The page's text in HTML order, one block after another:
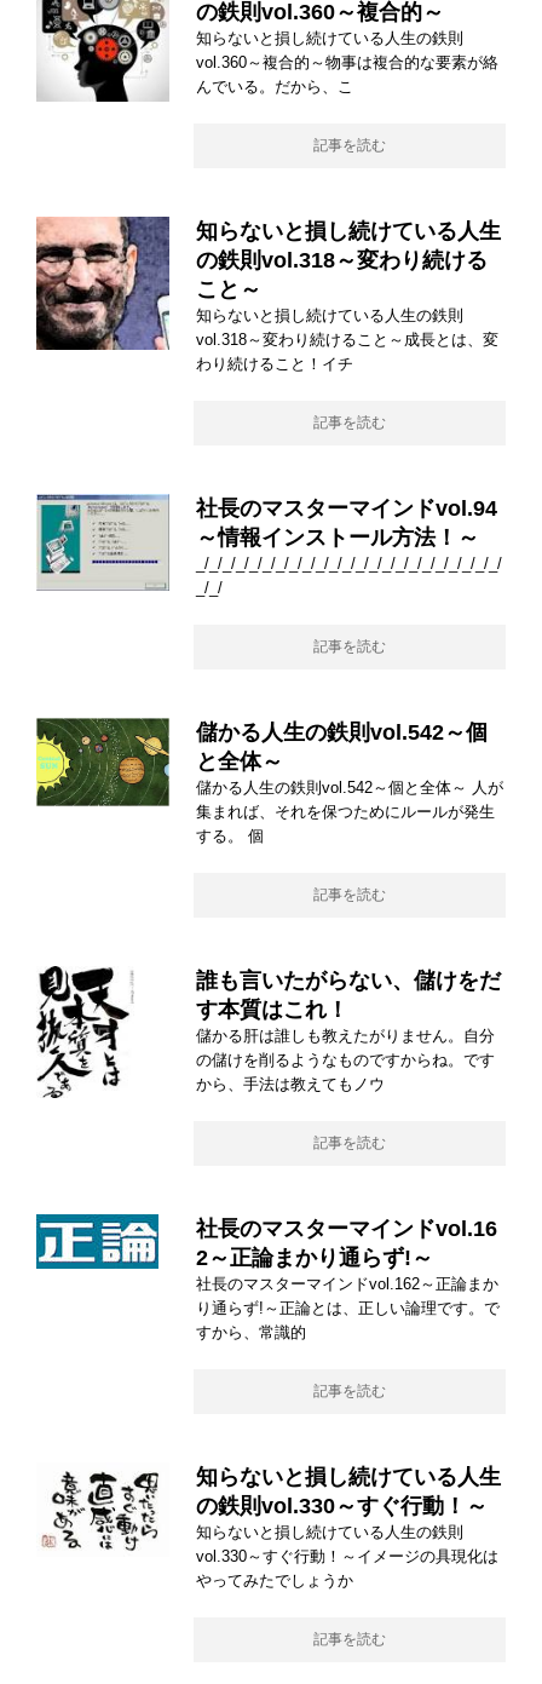
の鉄則vol.360～複合的～
知らないと損し続けている人生の鉄則
vol.360～複合的～物事は複合的な要素が絡
んでいる。だから、こ
記事を読む
知らないと損し続けている人生
の鉄則vol.318～変わり続ける
こと～
知らないと損し続けている人生の鉄則
vol.318～変わり続けること～成長とは、変
わり続けること！イチ
記事を読む
社長のマスターマインドvol.94
～情報インストール方法！～
_/_/_/_/_/_/_/_/_/_/_/_/_/_/_/_/_/_/_/_/_/_/_/
_/_/
記事を読む
儲かる人生の鉄則vol.542～個
と全体～
儲かる人生の鉄則vol.542～個と全体～ 人が
集まれば、それを保つためにルールが発生
する。 個
記事を読む
誰も言いたがらない、儲けをだ
す本質はこれ！
儲かる肝は誰しも教えたがりません。自分
の儲けを削るようなものですからね。です
から、手法は教えてもノウ
記事を読む
社長のマスターマインドvol.16
2～正論まかり通らず!～
社長のマスターマインドvol.162～正論まか
り通らず!～正論とは、正しい論理です。で
すから、常識的
記事を読む
知らないと損し続けている人生
の鉄則vol.330～すぐ行動！～
知らないと損し続けている人生の鉄則
vol.330～すぐ行動！～イメージの具現化は
やってみたでしょうか
記事を読む